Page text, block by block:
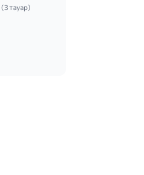
(3 тауар)